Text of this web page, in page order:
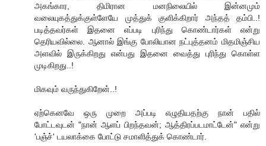
அகங்கார, திமிரான மனநிலையில் இன்னமும்
வலையுகத்துக்குள்ளேயே முத்துக் குளிக்கிறார் அந்தத் தம்பி..!
படித்தவர்கள் இதனை எப்படி புரிந்து கொண்டார்கள் என்று
தெரியவில்லை. ஆனால் இங்கு போலியான நட்புத்தனம் மிதமிஞ்சிய
அளவில் இருக்கிறது என்பது இதனை வைத்து புரிந்து கொள்ள
முடிகிறது..!
மிகவும் வருந்துகிறேன்..!
ஏற்கெனவே ஒரு முறை அப்படி எழுதியதற்கு நான் பதில்
போட்டவுடன் "நான் ஆளப் பிறந்தவன்; ஆத்திரப்படமாட்டேன்" என்று
'பஞ்ச்' டயலாக்கை போட்டு சமாளித்துக் கொண்டார்.